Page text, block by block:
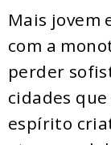
Mais jovem
com a
perder
cidades
espírito